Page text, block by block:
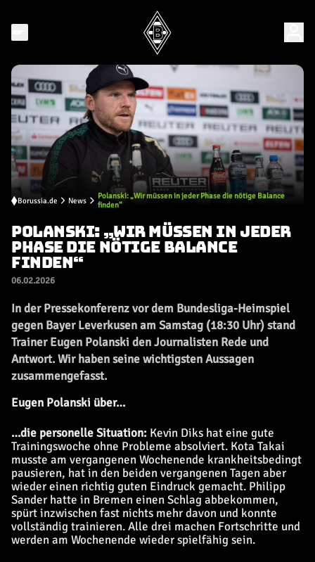
Borussia.de News
Polanski: „Wir müssen in jeder Phase die nötige Balance
finden“
POLANSKI: „WIR MÜSSEN IN JEDER
PHASE DIE NÖTIGE BALANCE
FINDEN“
06.02.2026
In der Pressekonferenz vor dem Bundesliga-Heimspiel
gegen Bayer Leverkusen am Samstag (18:30 Uhr) stand
Trainer Eugen Polanski den Journalisten Rede und
Antwort. Wir haben seine wichtigsten Aussagen
zusammengefasst.
Eugen Polanski über…
…die personelle Situation: Kevin Diks hat eine gute
Trainingswoche ohne Probleme absolviert. Kota Takai
musste am vergangenen Wochenende krankheitsbedingt
pausieren, hat in den beiden vergangenen Tagen aber
wieder einen richtig guten Eindruck gemacht. Philipp
Sander hatte in Bremen einen Schlag abbekommen,
spürt inzwischen fast nichts mehr davon und konnte
vollständig trainieren. Alle drei machen Fortschritte und
werden am Wochenende wieder spielfähig sein.